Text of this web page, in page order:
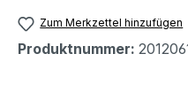
Zum Merkzettel hinzufügen
Produktnummer: